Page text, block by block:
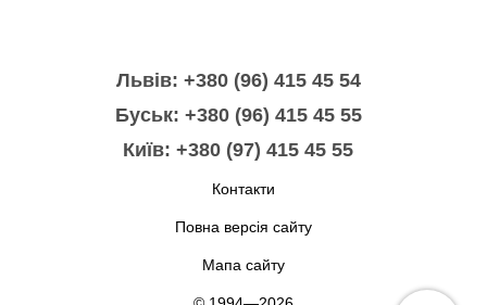
Львів: +380 (96) 415 45 54
Буськ: +380 (96) 415 45 55
Київ: +380 (97) 415 45 55
Контакти
Повна версія сайту
Мапа сайту